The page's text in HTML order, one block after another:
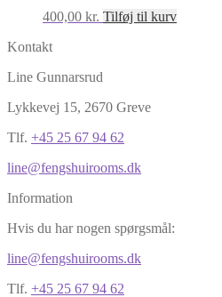
400,00 kr. Tilføj til kurv
Kontakt
Line Gunnarsrud
Lykkevej 15, 2670 Greve
Tlf. +45 25 67 94 62
line@fengshuirooms.dk
Information
Hvis du har nogen spørgsmål:
line@fengshuirooms.dk
Tlf. +45 25 67 94 62